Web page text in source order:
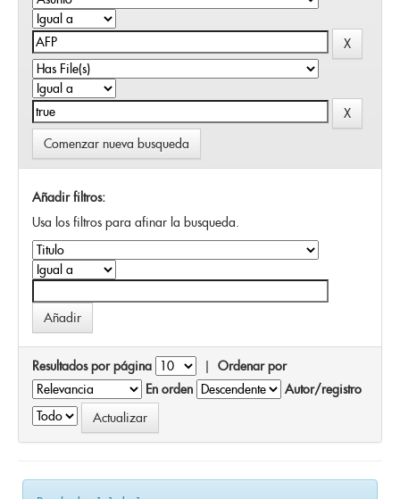
Comenzar nueva busqueda
Añadir filtros:
Usa los filtros para afinar la busqueda.
Resultados por página | Ordenar por
En orden
Autor/registro